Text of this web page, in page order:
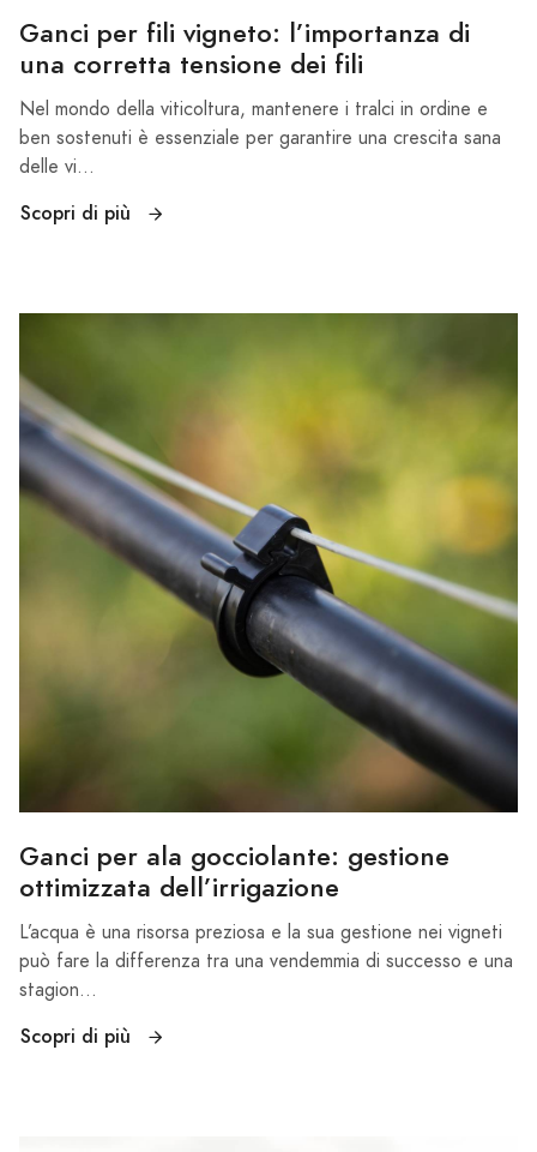
Ganci per fili vigneto: l’importanza di
una corretta tensione dei fili
Nel mondo della viticoltura, mantenere i tralci in ordine e
ben sostenuti è essenziale per garantire una crescita sana
delle vi...
Scopri di più
Ganci per ala gocciolante: gestione
ottimizzata dell’irrigazione
L’acqua è una risorsa preziosa e la sua gestione nei vigneti
può fare la differenza tra una vendemmia di successo e una
stagion...
Scopri di più